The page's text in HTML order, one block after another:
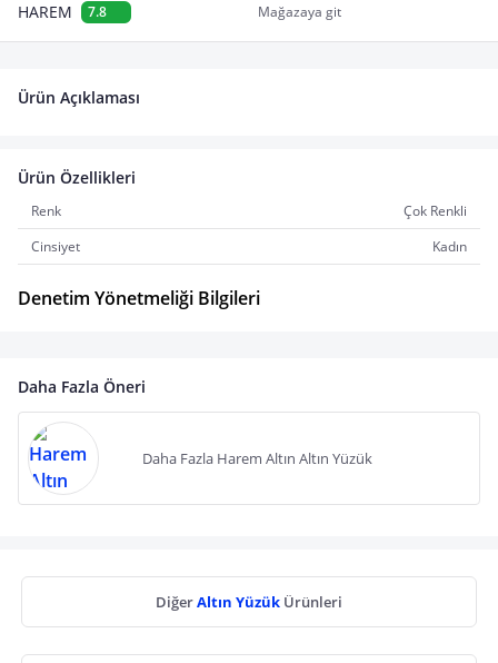
HAREM 7.8 Mağazaya git
Ürün Açıklaması
Ürün Özellikleri
Renk
Çok Renkli
Cinsiyet
Kadın
Denetim Yönetmeliği Bilgileri
Daha Fazla Öneri
Daha Fazla Harem Altın Altın Yüzük
DiğerAltın Yüzük Ürünleri